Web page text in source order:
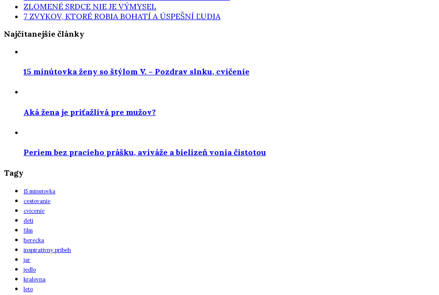
ZLOMENÉ SRDCE NIE JE VÝMYSEL
7 ZVYKOV, KTORÉ ROBIA BOHATÍ A ÚSPEŠNÍ ĽUDIA
Najčítanejšie články
15 minútovka ženy so štýlom V. – Pozdrav slnku, cvičenie
Aká žena je príťažlivá pre mužov?
Periem bez pracieho prášku, aviváže a bielizeň vonia čistotou
Tagy
15 minutovka
cestovanie
cvicenie
deti
film
herecka
inspirativny pribeh
jar
jedlo
kralovna
leto